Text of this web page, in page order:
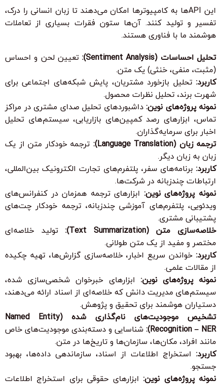
این APIها به کامپیوترها امکان می‌دهند تا زبان انسانی را درک،
تفسیر و تولید کنند. آن‌ها ستون فقرات بسیاری از تعاملات
هوشمند ما با فناوری هستند.
تحلیل احساسات (Sentiment Analysis):
تعیین لحن و احساس
(مثبت، منفی، خنثی) یک متن.
کاربرد: تحلیل بازخورد مشتریان، پایش شبکه‌های اجتماعی برای
شهرت برند، تحلیل نظرات محصول.
نمونه پروژه‌های نوین: داشبوردهای تحلیل صدای مشتری در مراکز
تماس، ابزارهای رصد کمپین‌های بازاریابی، سیستم‌های تحلیل
اخبار برای سرمایه‌گذاران.
ترجمه زبان (Language Translation):
ترجمه خودکار متن از یک
زبان به زبان دیگر.
کاربرد: برنامه‌های سفر، پلتفرم‌های تجارت الکترونیک بین‌المللی،
ارتباطات چندزبانه در شرکت‌ها.
نمونه پروژه‌های نوین: ابزارهای ترجمه همزمان در کنفرانس‌های
ویدئویی، پلتفرم‌های آموزشی چندزبانه، ترجمه خودکار چت‌های
پشتیبانی مشتری.
خلاصه‌سازی متن (Text Summarization):
تولید خلاصه‌ای
مختصر و مفید از یک متن طولانی.
کاربرد: خواندن سریع اخبار، خلاصه‌سازی گزارش‌ها، تهیه چکیده
از مقالات علمی.
نمونه پروژه‌های نوین: ابزارهای خبرخوان شخصی‌سازی شده،
سیستم‌های مدیریت دانش که خلاصه‌ای از اسناد ارائه می‌دهند،
دستیاران هوشمند برای تحقیق و پژوهش.
تشخیص موجودیت‌های نام‌گذاری شده (Named Entity
Recognition – NER):
شناسایی و دسته‌بندی موجودیت‌های خاص
مانند افراد، مکان‌ها، سازمان‌ها و تاریخ‌ها در متن.
کاربرد: استخراج اطلاعات از اسناد، سازماندهی داده‌ها، بهبود
جستجو.
نمونه پروژه‌های نوین:ابزارهای حقوقی برای استخراج اطلاعات